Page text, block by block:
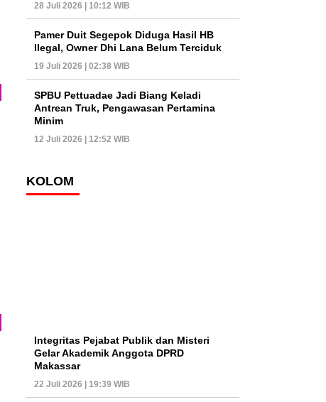
28 Juli 2026 | 10:12 WIB
Pamer Duit Segepok Diduga Hasil HB
Ilegal, Owner Dhi Lana Belum Terciduk
19 Juli 2026 | 02:38 WIB
SPBU Pettuadae Jadi Biang Keladi
Antrean Truk, Pengawasan Pertamina
Minim
12 Juli 2026 | 12:52 WIB
KOLOM
Integritas Pejabat Publik dan Misteri
Gelar Akademik Anggota DPRD
Makassar
22 Juli 2026 | 19:39 WIB